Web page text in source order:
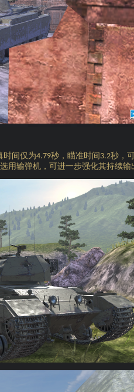
时间仅为4.79秒，瞄准时间3.2秒，
输弹机，可进一步强化其持续输